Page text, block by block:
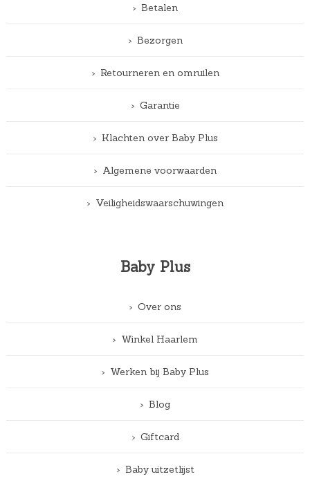
Betalen
Bezorgen
Retourneren en omruilen
Garantie
Klachten over Baby Plus
Algemene voorwaarden
Veiligheidswaarschuwingen
Baby Plus
Over ons
Winkel Haarlem
Werken bij Baby Plus
Blog
Giftcard
Baby uitzetlijst